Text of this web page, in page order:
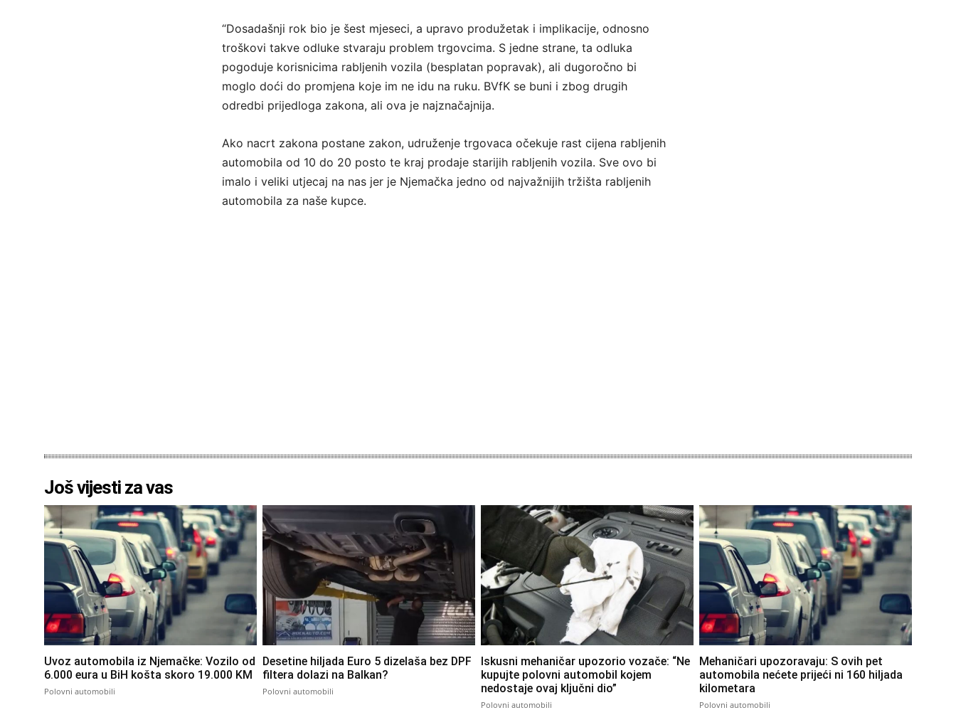
“Dosadašnji rok bio je šest mjeseci, a upravo produžetak i implikacije, odnosno
troškovi takve odluke stvaraju problem trgovcima. S jedne strane, ta odluka
pogoduje korisnicima rabljenih vozila (besplatan popravak), ali dugoročno bi
moglo doći do promjena koje im ne idu na ruku. BVfK se buni i zbog drugih
odredbi prijedloga zakona, ali ova je najznačajnija.
Ako nacrt zakona postane zakon, udruženje trgovaca očekuje rast cijena rabljenih
automobila od 10 do 20 posto te kraj prodaje starijih rabljenih vozila. Sve ovo bi
imalo i veliki utjecaj na nas jer je Njemačka jedno od najvažnijih tržišta rabljenih
automobila za naše kupce.
Još vijesti za vas
Uvoz automobila iz Njemačke: Vozilo od
6.000 eura u BiH košta skoro 19.000 KM
Polovni automobili
Desetine hiljada Euro 5 dizelaša bez DPF
filtera dolazi na Balkan?
Polovni automobili
Iskusni mehaničar upozorio vozače: “Ne
kupujte polovni automobil kojem
nedostaje ovaj ključni dio”
Polovni automobili
Mehaničari upozoravaju: S ovih pet
automobila nećete prijeći ni 160 hiljada
kilometara
Polovni automobili